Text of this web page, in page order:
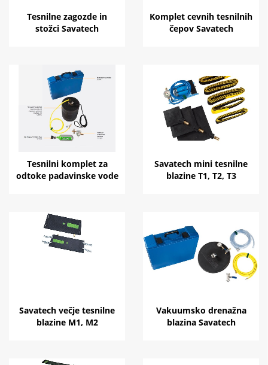
Tesnilne zagozde in
stožci Savatech
Komplet cevnih tesnilnih
čepov Savatech
Tesnilni komplet za
odtoke padavinske vode
Savatech mini tesnilne
blazine T1, T2, T3
Savatech večje tesnilne
blazine M1, M2
Vakuumsko drenažna
blazina Savatech